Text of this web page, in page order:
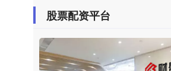
股票配资平台